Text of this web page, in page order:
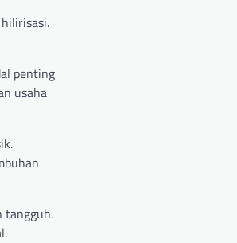
penting
usaha
tangguh.